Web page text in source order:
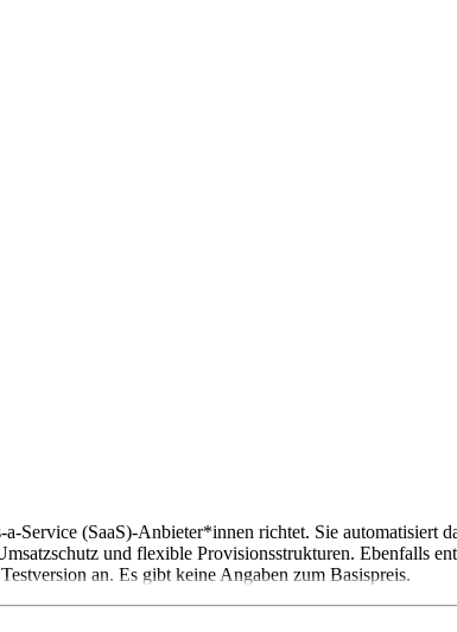
Service (SaaS)-Anbieter*innen richtet. Sie automatisiert
und flexible Provisionsstrukturen. Ebenfalls
an. Es gibt keine Angaben zum Basispreis.